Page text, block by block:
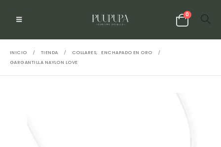
0
INICIO TIENDA COLLARES,
ENCHAPADO EN ORO
GARGANTILLA NAYLON LOVE